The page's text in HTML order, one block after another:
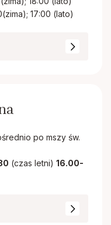
17:00 (lato)
po mszy św.
(czas letni) 16.00-